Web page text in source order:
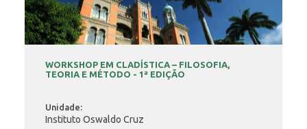
WORKSHOP EM CLADÍSTICA – FILOSOFIA,
TEORIA E MÉTODO - 1ª EDIÇÃO
Unidade:
Instituto Oswaldo Cruz